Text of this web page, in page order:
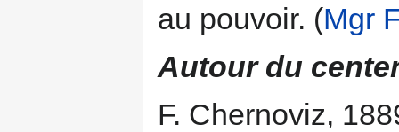
au pouvoir. (Mgr
Autour du
F. Chernoviz,